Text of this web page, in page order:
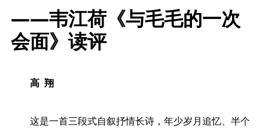
——韦江荷《与毛毛的一次
会面》读评
高 翔
这是一首三段式自叙抒情长诗，年少岁月追忆、半个